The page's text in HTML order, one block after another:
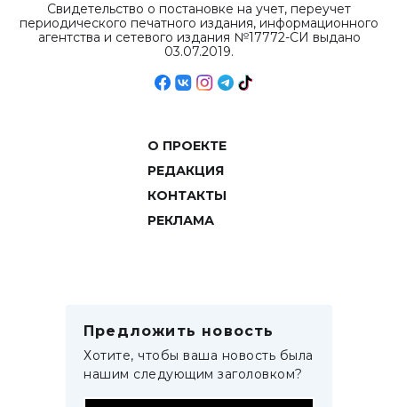
Свидетельство о постановке на учет, переучет
периодического печатного издания, информационного
агентства и сетевого издания №17772-СИ выдано
03.07.2019.
О ПРОЕКТЕ
РЕДАКЦИЯ
КОНТАКТЫ
РЕКЛАМА
Предложить новость
Хотите, чтобы ваша новость была
нашим следующим заголовком?